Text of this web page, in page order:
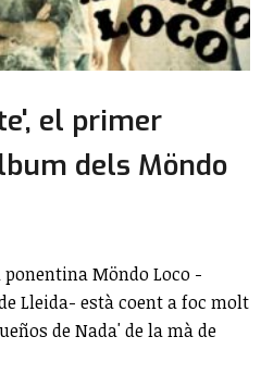
el primer
dels Möndo
ponentina Möndo Loco -
Lleida- està coent a foc molt
de Nada' de la mà de